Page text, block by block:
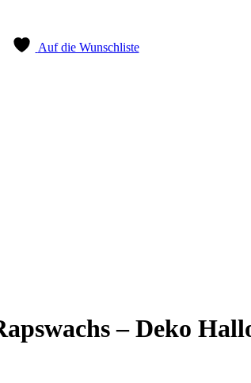
Auf die Wunschliste
– Deko